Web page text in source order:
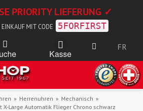
PRIORITY LIEFERUNG ✓
MIT CODE 5FORFIRST
Kasse
FR
Herrenuhren
Mechanisch
X-Large Automatik Flieger Chrono schwarz